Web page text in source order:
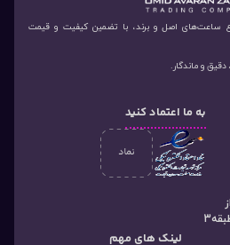
ساعت‌های اصل و برند، با تضمین کیفیت و قیمت
و ماندگار.
به ما اعتماد کنید
لینک های مهم